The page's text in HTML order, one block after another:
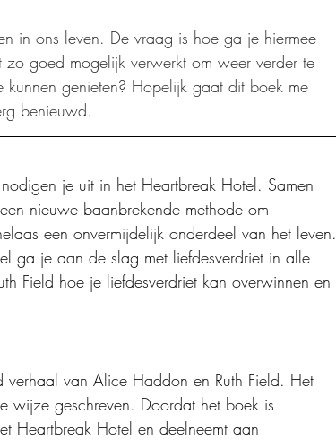
in ons leven. De vraag is hoe ga je hiermee
goed mogelijk verwerkt om weer verder te
genieten? Hopelijk gaat dit boek me
benieuwd.
je uit in het Heartbreak Hotel. Samen
nieuwe baanbrekende methode om
een onvermijdelijk onderdeel van het leven.
ga je aan de slag met liefdesverdriet in alle
Field hoe je liefdesverdriet kan overwinnen en
van Alice Haddon en Ruth Field. Het
wijze geschreven. Doordat het boek is
Heartbreak Hotel en deelneemt aan